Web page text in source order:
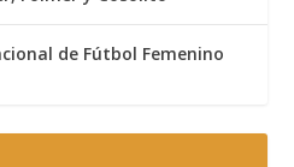
de Fútbol Femenino